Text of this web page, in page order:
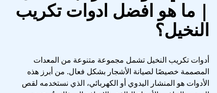
| ما هو افضل ادوات تكريب
النخيل؟
أدوات تكريب النخيل تشمل مجموعة متنوعة من المعدات
المصممة خصيصًا لصيانة الأشجار بشكل فعال. من أبرز هذه
الأدوات هو المنشار اليدوي أو الكهربائي، الذي نستخدمه لقص